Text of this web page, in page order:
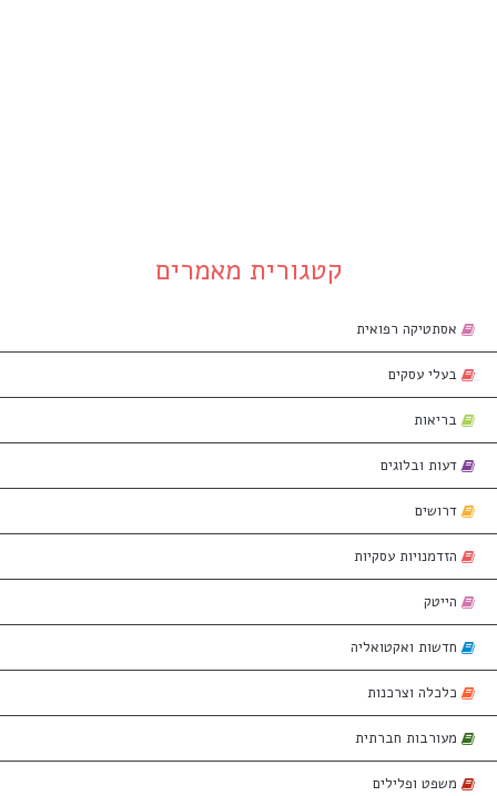
קטגורית מאמרים
אסתטיקה רפואית
בעלי עסקים
בריאות
דעות ובלוגים
דרושים
הזדמנויות עסקיות
הייטק
חדשות ואקטואליה
כלכלה וצרכנות
מעורבות חברתית
משפט ופלילים